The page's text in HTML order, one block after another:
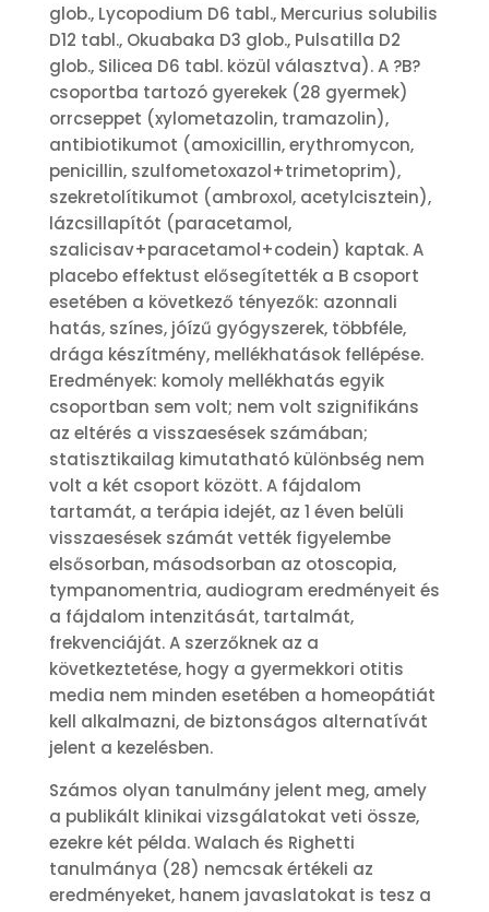
glob., Lycopodium D6 tabl., Mercurius solubilis
D12 tabl., Okuabaka D3 glob., Pulsatilla D2
glob., Silicea D6 tabl. közül választva). A ?B?
csoportba tartozó gyerekek (28 gyermek)
orrcseppet (xylometazolin, tramazolin),
antibiotikumot (amoxicillin, erythromycon,
penicillin, szulfometoxazol+trimetoprim),
szekretolítikumot (ambroxol, acetylcisztein),
lázcsillapítót (paracetamol,
szalicisav+paracetamol+codein) kaptak. A
placebo effektust elősegítették a B csoport
esetében a következő tényezők: azonnali
hatás, színes, jóízű gyógyszerek, többféle,
drága készítmény, mellékhatások fellépése.
Eredmények: komoly mellékhatás egyik
csoportban sem volt; nem volt szignifikáns
az eltérés a visszaesések számában;
statisztikailag kimutatható különbség nem
volt a két csoport között. A fájdalom
tartamát, a terápia idejét, az 1 éven belüli
visszaesések számát vették figyelembe
elsősorban, másodsorban az otoscopia,
tympanomentria, audiogram eredményeit és
a fájdalom intenzitását, tartalmát,
frekvenciáját. A szerzőknek az a
következtetése, hogy a gyermekkori otitis
media nem minden esetében a homeopátiát
kell alkalmazni, de biztonságos alternatívát
jelent a kezelésben.
Számos olyan tanulmány jelent meg, amely
a publikált klinikai vizsgálatokat veti össze,
ezekre két példa. Walach és Righetti
tanulmánya (28) nemcsak értékeli az
eredményeket, hanem javaslatokat is tesz a